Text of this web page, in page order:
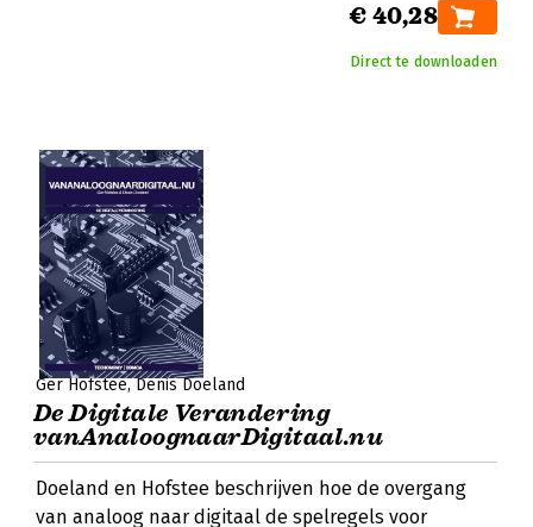
€ 40,28
Direct te downloaden
Ger Hofstee Denis Doeland
De Digitale Verandering
vanAnaloognaarDigitaal.nu
Doeland en Hofstee beschrijven hoe de overgang
van analoog naar digitaal de spelregels voor